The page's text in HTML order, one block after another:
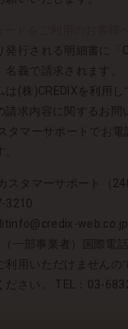
発行される明細書に「
名義で請求されます。
は(株)CREDIXを利用し
請求内容に関するお問
タマーサポートでお電
スタマーサポート（
3210
web.co.jp
一部事業者）国際電
利用いただけませんの
ださい。 TEL：03-